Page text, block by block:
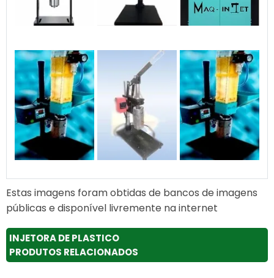
Estas imagens foram obtidas de bancos de imagens
públicas e disponível livremente na internet
INJETORA DE PLASTICO
PRODUTOS RELACIONADOS